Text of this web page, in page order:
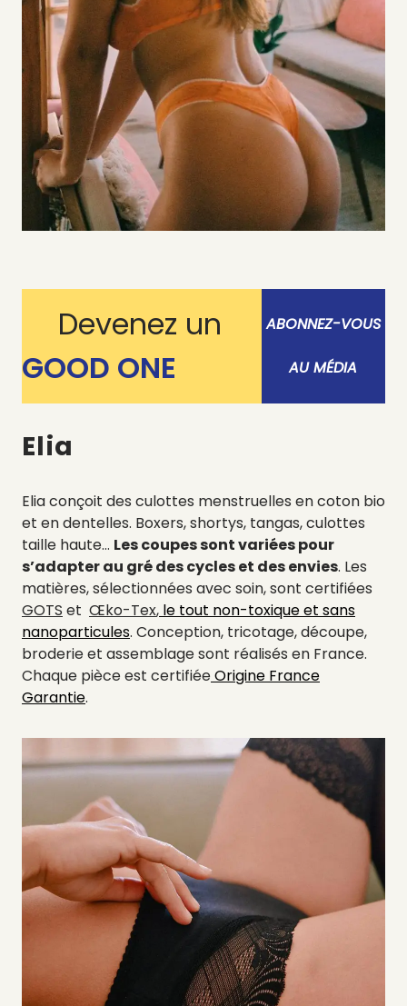
Devenez un
GOOD ONE
ABONNEZ-VOUS
AU MÉDIA
Elia
Eliaconçoit des culottes menstruelles en coton bio
et en dentelles. Boxers, shortys, tangas, culottes
taille haute… Les coupes sont variées pour
s’adapter au gré des cycles et des envies. Les
matières, sélectionnées avec soin, sont certifiées
GOTS et Œko-Tex, le tout non-toxique et sans
nanoparticules. Conception, tricotage, découpe,
broderie et assemblage sont réalisés en France.
Chaque pièce est certifiéeOrigine France
Garantie.